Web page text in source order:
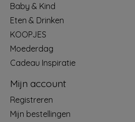
Baby & Kind
Eten & Drinken
KOOPJES
Moederdag
Cadeau Inspiratie
Mijn account
Registreren
Mijn bestellingen